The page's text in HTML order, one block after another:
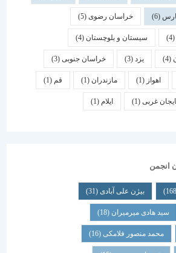
خراسان رضوی(5)
سیستان و بلوچستان(4)
یزد خراسان جنوبی(3)
مازندران(1) قم
(1) ایلام
بیژن علی آبادی(31)
میرمیران(18)
منصور فلامکی (16)